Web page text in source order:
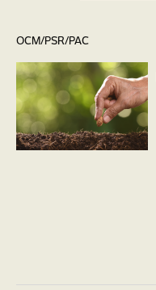
OCM/PSR/PAC